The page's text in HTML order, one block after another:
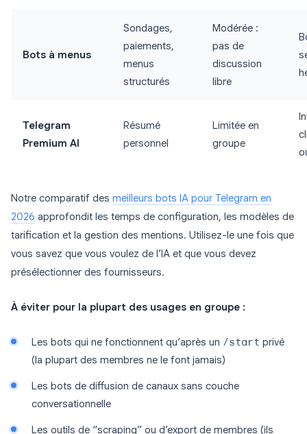
Bots à menus
Sondages,
paiements,
menus
structurés
Modérée :
pas de
discussion
libre
Telegram
Premium AI
Résumé
personnel
Limitée en
groupe
Notre comparatif des meilleurs bots IA pour Telegram en
2026 approfondit les temps de configuration, les modèles de
tarification et la gestion des mentions. Utilisez-le une fois que
vous savez que vous voulez de l’IA et que vous devez
présélectionner des fournisseurs.
À éviter pour la plupart des usages en groupe :
Les bots qui ne fonctionnent qu’après un /start privé
(la plupart des membres ne le font jamais)
Les bots de diffusion de canaux sans couche
conversationnelle
Les outils de “scraping” ou d’export de membres (ils